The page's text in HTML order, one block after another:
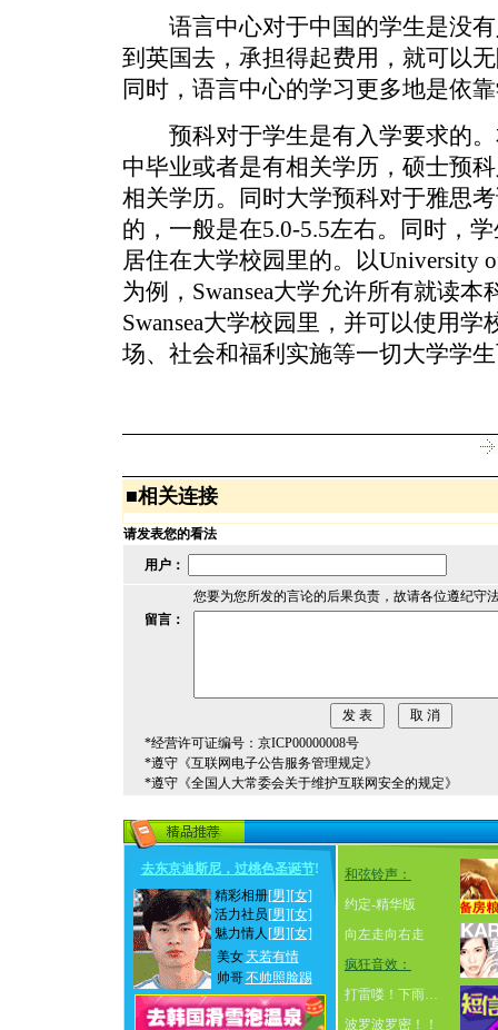
语言中心对于中国的学生是没有
到英国去，承担得起费用，就可以
同时，语言中心的学习更多地是依
预科对于学生是有入学要求的。
中毕业或者是有相关学历，硕士预
相关学历。同时大学预科对于雅思
的，一般是在5.0-5.5左右。同时，
居住在大学校园里的。以University
为例，Swansea大学允许所有就读
Swansea大学校园里，并可以使用
场、社会和福利实施等一切大学学
■相关连接
请发表您的看法
用户：
您要为您所发的言论的后果负责，故请各位遵纪守
留言：
*经营许可证编号：京ICP00000008号
*遵守《互联网电子公告服务管理规定》
*遵守《全国人大常委会关于维护互联网安全的规定》
去东京迪斯尼，过桃色圣诞节!
精彩相册[男][女]
活力社员[男][女]
魅力情人 [男][女]
美女 天若有情
帅哥不帅照脸踢
和弦铃声：
约定-精华版
向左走向右走
疯狂音效：
打雷喽！下雨…
波罗波罗密！！